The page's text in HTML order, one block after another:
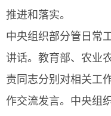
推进和落实。
中央组织部分管日常
讲话。教育部、农业
责同志分别对相关工
作交流发言。中央组